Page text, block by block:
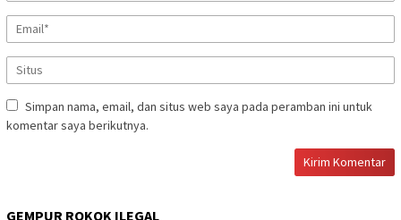
Simpan nama, email, dan situs web saya pada peramban ini untuk
komentar saya berikutnya.
GEMPUR ROKOK ILEGAL